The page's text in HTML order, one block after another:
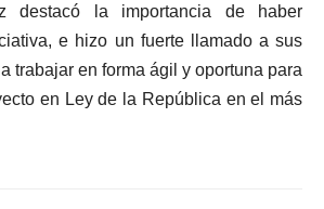
destacó la importancia de haber
e hizo un fuerte llamado a sus
trabajar en forma ágil y oportuna para
en Ley de la República en el más